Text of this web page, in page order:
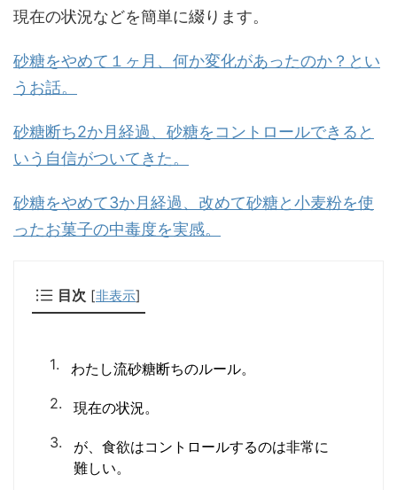
現在の状況などを簡単に綴ります。
砂糖をやめて１ヶ月、何か変化があったのか？とい
うお話。
砂糖断ち2か月経過、砂糖をコントロールできると
いう自信がついてきた。
砂糖をやめて3か月経過、改めて砂糖と小麦粉を使
ったお菓子の中毒度を実感。
目次 [非表示]
わたし流砂糖断ちのルール。
現在の状況。
が、食欲はコントロールするのは非常に
難しい。